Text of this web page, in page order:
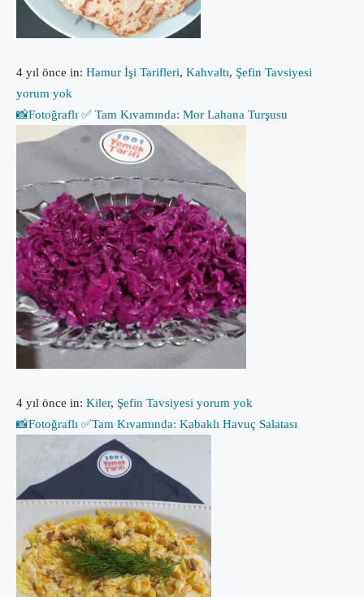
4 yıl önce in: Hamur İşi Tarifleri, Kahvaltı, Şefin Tavsiyesi
yorum yok
📸Fotoğraflı ✅ Tam Kıvamında: Mor Lahana Turşusu
4 yıl önce in: Kiler, Şefin Tavsiyesi yorum yok
📸Fotoğraflı ✅Tam Kıvamında: Kabaklı Havuç Salatası